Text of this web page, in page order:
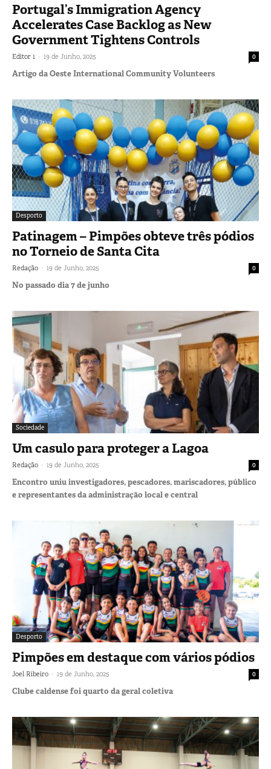
Portugal’s Immigration Agency
Accelerates Case Backlog as New
Government Tightens Controls
Editor 1 - 19 de Junho, 2025 0
Artigo da Oeste International Community Volunteers
Desporto
Patinagem – Pimpões obteve três pódios
no Torneio de Santa Cita
Redação - 19 de Junho, 2025 0
No passado dia 7 de junho
Sociedade
Um casulo para proteger a Lagoa
Redação - 19 de Junho, 2025 0
Encontro uniu investigadores, pescadores, mariscadores, público
e representantes da administração local e central
Desporto
Pimpões em destaque com vários pódios
Joel Ribeiro - 19 de Junho, 2025 0
Clube caldense foi quarto da geral coletiva